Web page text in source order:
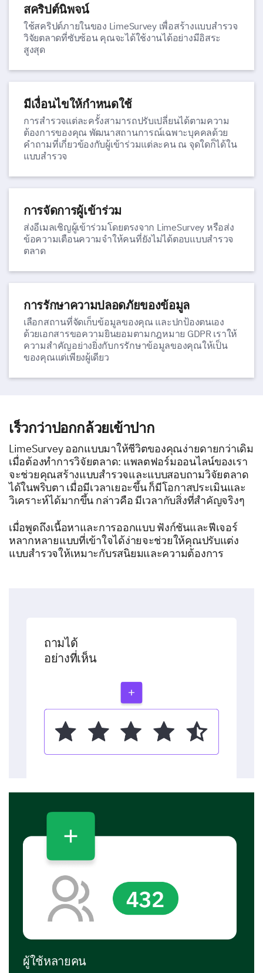
สคริปต์นิพจน์
ใช้สคริปต์ภายในของ LimeSurvey เพื่อสร้างแบบสำรวจ
วิจัยตลาดที่ซับซ้อน คุณจะได้ใช้งานได้อย่างมีอิสระ
สูงสุด
มีเงื่อนไขให้กำหนดใช้
การสำรวจแต่ละครั้งสามารถปรับเปลี่ยนได้ตามความ
ต้องการของคุณ พัฒนาสถานการณ์เฉพาะบุคคลด้วย
คำถามที่เกี่ยวข้องกับผู้เข้าร่วมแต่ละคน ณ จุดใดก็ได้ใน
แบบสำรวจ
การจัดการผู้เข้าร่วม
ส่งอีเมลเชิญผู้เข้าร่วมโดยตรงจาก LimeSurvey หรือส่ง
ข้อความเตือนความจำให้คนที่ยังไม่ได้ตอบแบบสำรวจ
ตลาด
การรักษาความปลอดภัยของข้อมูล
เลือกสถานที่จัดเก็บข้อมูลของคุณ และปกป้องตนเอง
ด้วยเอกสารขอความยินยอมตามกฎหมาย GDPR เราให้
ความสำคัญอย่างยิ่งกับกรรักษาข้อมูลของคุณให้เป็น
ของคุณแต่เพียงผู้เดียว
เร็วกว่าปอกกล้วยเข้าปาก
LimeSurvey ออกแบบมาให้ชีวิตของคุณง่ายดายกว่าเดิม
เมื่อต้องทำการวิจัยตลาด: แพลตฟอร์มออนไลน์ของเรา
จะช่วยคุณสร้างแบบสำรวจและแบบสอบถามวิจัยตลาด
ได้ในพริบตา เมื่อมีเวลาเยอะขึ้น ก็มีโอกาสประเมินและ
วิเคราะห์ได้มากขึ้น กล่าวคือ มีเวลากับสิ่งที่สำคัญจริงๆ
เมื่อพูดถึงเนื้อหาและการออกแบบ ฟังก์ชันและฟีเจอร์
หลากหลายแบบที่เข้าใจได้ง่ายจะช่วยให้คุณปรับแต่ง
แบบสำรวจให้เหมาะกับรสนิยมและความต้องการ
ถามได้
อย่างที่เห็น
ผู้ใช้หลายคน